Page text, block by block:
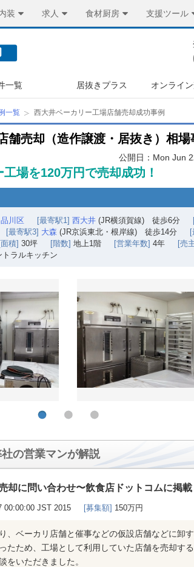
装 求人 食材厨房 支援ツール
一覧 居抜きプラス オンライン
一覧 西大井ベーカリー工場店舗売却成功事例
売却（造作譲渡・居抜き）相場
公開日：Mon Jun
場を120万円で売却成功！
品川区 [最寄駅1] 西大井 (JR横須賀線) 徒歩6分
[最寄駅3] 大森 (JR京浜東北・根岸線) 徒歩14分
[面積] 30坪 [階数] 地上1階 [営業年数] 4年 [売
トラルキッチン
の営業マンが解説
却に問い合わせ〜飲食店ドットコムに掲載
00:00:00 JST 2015 [募集額] 150万円
、ベーカリ店舗と催事などの仮設店舗などに卸
たため、工場として利用していた店舗を売却す
をいただきました。